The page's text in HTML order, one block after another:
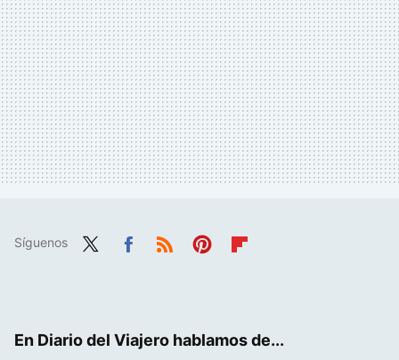
Síguenos
En Diario del Viajero hablamos de...